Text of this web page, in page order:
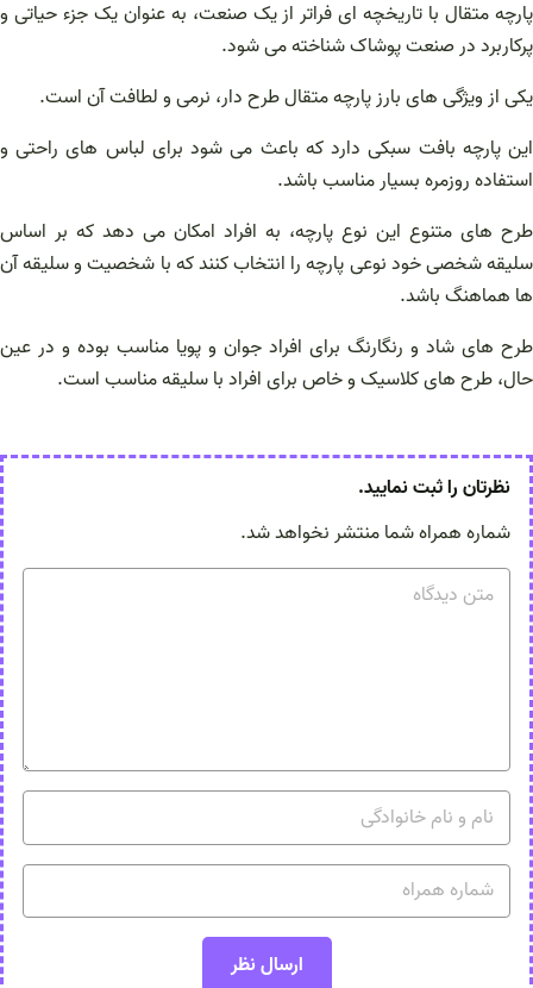
پارچه متقال با تاریخچه‌ ای فراتر از یک صنعت، به‌ عنوان یک جزء حیاتی و
پرکاربرد در صنعت پوشاک شناخته می‌ شود.
یکی از ویژگی‌ های بارز پارچه متقال طرح دار، نرمی و لطافت آن است.
این پارچه بافت سبکی دارد که باعث می‌ شود برای لباس‌ های راحتی و
استفاده روزمره بسیار مناسب باشد.
طرح‌ های متنوع این نوع پارچه، به افراد امکان می‌ دهد که بر اساس
سلیقه شخصی خود نوعی پارچه را انتخاب کنند که با شخصیت و سلیقه آن‌
ها هماهنگ باشد.
طرح‌ های شاد و رنگارنگ برای افراد جوان و پویا مناسب بوده و در عین
حال، طرح‌ های کلاسیک و خاص برای افراد با سلیقه مناسب است.
نظرتان را ثبت نمایید.
شماره همراه شما منتشر نخواهد شد.